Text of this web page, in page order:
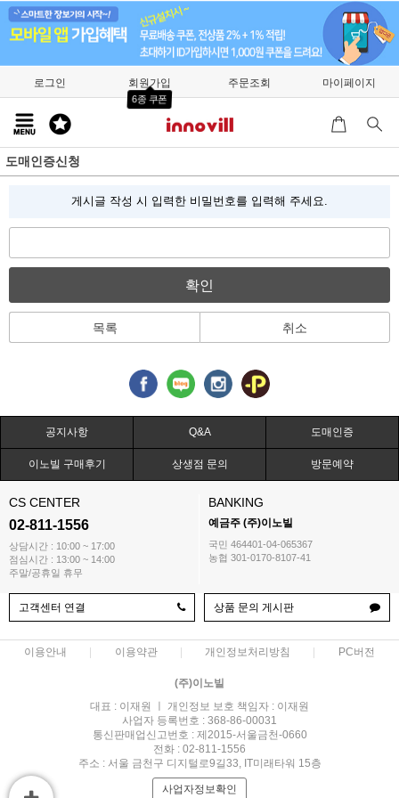
로그인 회원가입
6종 쿠폰
주문조회 마이페이지
도매인증신청
게시글 작성 시 입력한 비밀번호를 입력해 주세요.
확인
목록 취소
공지사항 Q&A 도매인증
이노빌 구매후기 상생점 문의 방문예약
CS CENTER
02-811-1556
상담시간 : 10:00 ~ 17:00
점심시간 : 13:00 ~ 14:00
주말/공휴일 휴무
BANKING
예금주 (주)이노빌
국민 464401-04-065367
농협 301-0170-8107-41
고객센터 연결 상품 문의 게시판
이용안내 이용약관 개인정보처리방침 PC버전
(주)이노빌
대표 : 이재원 ㅣ 개인정보 보호 책임자 : 이재원
사업자 등록번호 : 368-86-00031
통신판매업신고번호 : 제2015-서울금천-0660
전화 : 02-811-1556
주소 : 서울 금천구 디지털로9길33, IT미래타워 15층
사업자정보확인